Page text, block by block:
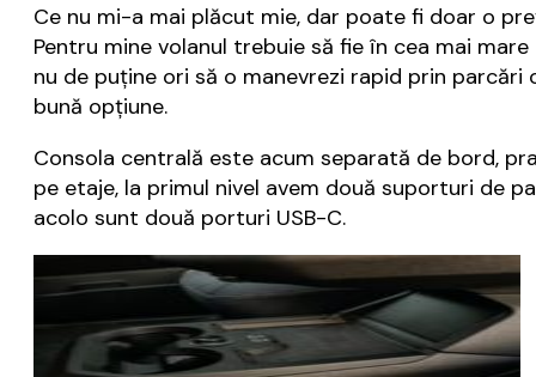
Ce nu mi-a mai plăcut mie, dar poate fi doar o
Pentru mine volanul trebuie să fie în cea mai
nu de puține ori să o manevrezi rapid prin
bună opțiune.
Consola centrală este acum separată de bord,
pe etaje, la primul nivel avem două suporturi de
acolo sunt două porturi USB-C.